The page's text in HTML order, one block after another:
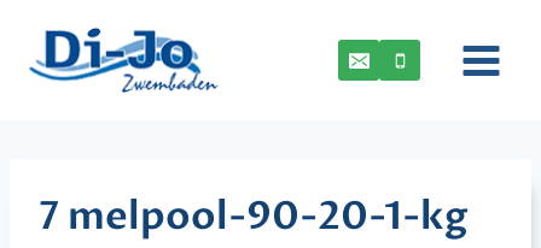
inhoud
7 melpool-90-20-1-kg